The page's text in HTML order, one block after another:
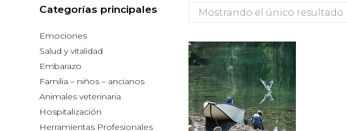
Mostrando el único resultado
Categorías principales
Emociones
Salud y vitalidad
Embarazo
Familia – niños – ancianos
Animales veterinaria
Hospitalización
Herramientas Profesionales